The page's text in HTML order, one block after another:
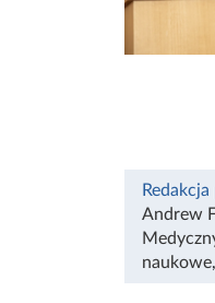
Andrew
naukowe,